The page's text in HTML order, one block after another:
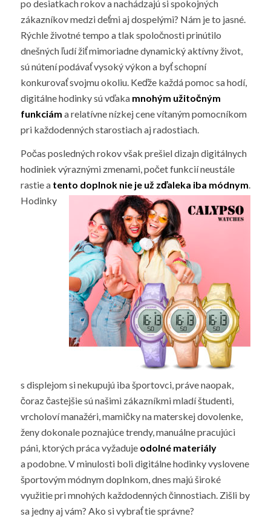
po desiatkach rokov a nachádzajú si spokojných
zákazníkov medzi deťmi aj dospelými? Nám je to jasné.
Rýchle životné tempo a tlak spoločnosti prinútilo
dnešných ľudí žiť mimoriadne dynamický aktívny život,
sú nútení podávať vysoký výkon a byť schopní
konkurovať svojmu okoliu. Keďže každá pomoc sa hodí,
digitálne hodinky sú vďaka mnohým užitočným
funkciám a relatívne nízkej cene vítaným pomocníkom
pri každodenných starostiach aj radostiach.
Počas posledných rokov však prešiel dizajn digitálnych
hodiniek výraznými zmenami, počet funkcií neustále
rastie a tento doplnok nie je už zďaleka iba módnym.
Hodinky
s displejom si nekupujú iba športovci, práve naopak,
čoraz častejšie sú našimi zákazníkmi mladí študenti,
vrcholoví manažéri, mamičky na materskej dovolenke,
ženy dokonale poznajúce trendy, manuálne pracujúci
páni, ktorých práca vyžaduje odolné materiály
a podobne. V minulosti boli digitálne hodinky vyslovene
športovým módnym doplnkom, dnes majú široké
využitie pri mnohých každodenných činnostiach. Zišli by
sa jedny aj vám? Ako si vybrať tie správne?